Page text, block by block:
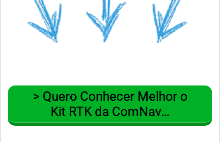
> Quero Conhecer Melhor o
Kit RTK da ComNav…